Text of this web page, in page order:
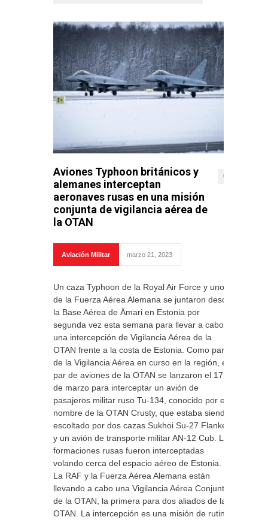
Aviones Typhoon británicos y
alemanes interceptan
aeronaves rusas en una misión
conjunta de vigilancia aérea de
la OTAN
0
Aviación Militar marzo 21, 2023
Un caza Typhoon de la Royal Air Force y uno
de la Fuerza Aérea Alemana se juntaron desde
la Base Aérea de Ämari en Estonia por
segunda vez esta semana para llevar a cabo
una intercepción de Vigilancia Aérea de la
OTAN frente a la costa de Estonia. Como parte
de la Vigilancia Aérea en curso en la región, el
par de aviones de la OTAN se lanzaron el 17
de marzo para interceptar un avión de
pasajeros militar ruso Tu-134, conocido por el
nombre de la OTAN Crusty, que estaba siendo
escoltado por dos cazas Sukhoi Su-27 Flanker
y un avión de transporte militar AN-12 Cub. Las
formaciones rusas fueron interceptadas
volando cerca del espacio aéreo de Estonia.
La RAF y la Fuerza Aérea Alemana están
llevando a cabo una Vigilancia Aérea Conjunta
de la OTAN, la primera para dos aliados de la
OTAN. La intercepción es una misión de rutina